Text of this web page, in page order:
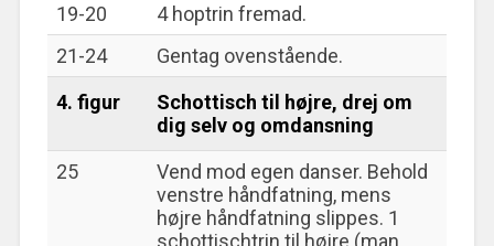
19-20
4 hoptrin fremad.
21-24
Gentag ovenstående.
4. figur
Schottisch til højre, drej om
dig selv og omdansning
25
Vend mod egen danser. Behold
venstre håndfatning, mens
højre håndfatning slippes. 1
schottischtrin til højre (man